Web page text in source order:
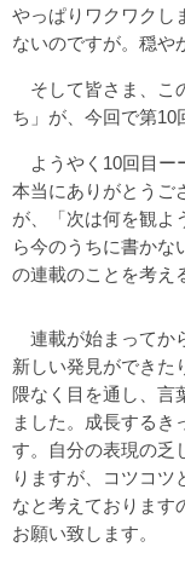
やっぱりワクワクし
ないのですが。穏や
そして皆さま、こ
ち」が、今回で第10
ようやく10回目ー
本当にありがとうご
が、「次は何を観よ
ら今のうちに書かな
の連載のことを考え
連載が始まってか
新しい発見ができた
隈なく目を通し、言
ました。成長するき
す。自分の表現の乏
りますが、コツコツ
なと考えております
お願い致します。